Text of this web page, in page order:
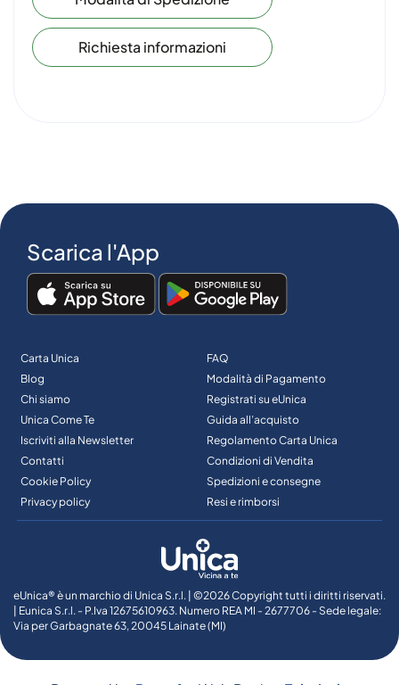
Richiesta informazioni
Scarica l'App
Carta Unica
Blog
Chi siamo
Unica Come Te
Iscriviti alla Newsletter
Contatti
Cookie Policy
Privacy policy
FAQ
Modalità di Pagamento
Registrati su eUnica
Guida all’acquisto
Regolamento Carta Unica
Condizioni di Vendita
Spedizioni e consegne
Resi e rimborsi
eUnica® è un marchio di Unica S.r.l. | ©2026 Copyright tutti i diritti riservati.
| Eunica S.r.l. - P.Iva 12675610963. Numero REA MI - 2677706 - Sede legale:
Via per Garbagnate 63, 20045 Lainate (MI)